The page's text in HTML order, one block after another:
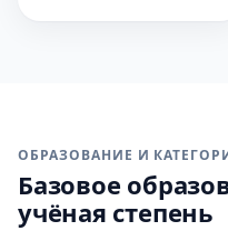
ОБРАЗОВАНИЕ И
Базовое
учёная степень